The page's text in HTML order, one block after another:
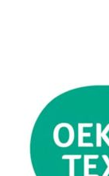
Добавете
количката" и
вноски на